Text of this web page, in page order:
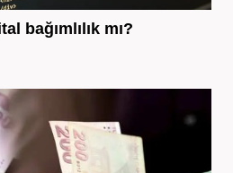
bağımlılık mı?